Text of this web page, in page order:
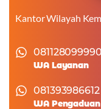
Kantor Wilayah
081128099990
WA Layanan
081393986612
WA Pengaduan